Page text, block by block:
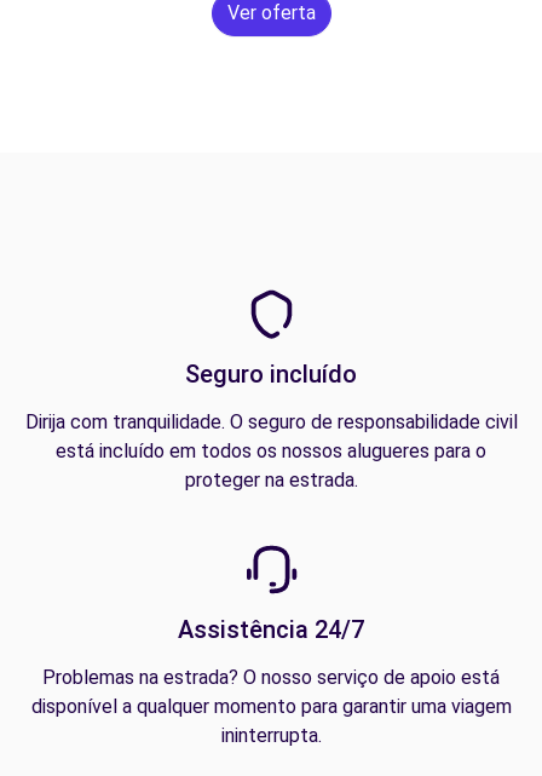
Ver oferta
Seguro incluído
Dirija com tranquilidade. O seguro de responsabilidade civil
está incluído em todos os nossos alugueres para o
proteger na estrada.
Assistência 24/7
Problemas na estrada? O nosso serviço de apoio está
disponível a qualquer momento para garantir uma viagem
ininterrupta.